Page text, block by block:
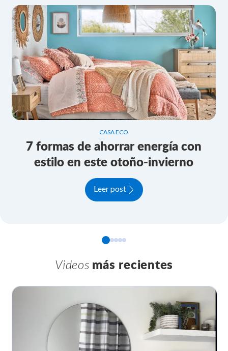
CASA ECO
7 formas de ahorrar energía con
estilo en este otoño-invierno
Leer post
Videos más recientes